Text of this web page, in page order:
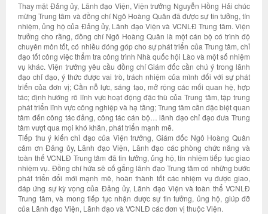
Thay mặt Đảng ủy, Lãnh đạo Viện, Viện trưởng Nguyễn Hồng Hải chúc
mừng Trung tâm và đồng chí Ngô Hoàng Quân đã được sự tin tưởng, tín
nhiệm, ủng hộ của Đảng ủy, Lãnh đạo Viện và VCNLĐ Trung tâm. Viện
trưởng cho rằng, đồng chí Ngô Hoàng Quân là một cán bộ có trình độ
chuyên môn tốt, có nhiều đóng góp cho sự phát triển của Trung tâm, chỉ
đạo tốt công việc thẩm tra công trình Nhà quốc hội Lào và một số nhiệm
vụ khác. Viện trưởng yêu cầu đồng chí Giám đốc cần chú ý trong lãnh
đạo chỉ đạo, ý thức được vai trò, trách nhiệm của mình đối với sự phát
triển của đơn vị; Cần nỗ lực, sáng tạo, mở rộng các mối quan hệ, hợp
tác; định hướng rõ lĩnh vực hoạt động đặc thù của Trung tâm, tập trung
phát triển lĩnh vực công nghiệp và hạ tầng; Trung tâm cần đặc biệt quan
tâm đến công tác đảng, công tác cán bộ… lãnh đạo chỉ đạo đưa Trung
tâm vượt qua mọi khó khăn, phát triển mạnh mẽ.
Tiếp thu ý kiến chỉ đạo của Viện trưởng, Giám đốc Ngô Hoàng Quân
cảm ơn Đảng ủy, Lãnh đạo Viện, Lãnh đạo các phòng chức năng và
toàn thể VCNLĐ Trung tâm đã tin tưởng, ủng hộ, tín nhiệm tiếp tục giao
nhiệm vụ. Đồng chí hứa sẽ cố gắng lãnh đạo Trung tâm có những bước
phát triển đổi mới mạnh mẽ, hoàn thành tốt các nhiệm vụ được giao,
đáp ứng sự kỳ vọng của Đảng ủy, Lãnh đạo Viện và toàn thể VCNLĐ
Trung tâm, và mong tiếp tục nhận được sự tin tưởng, ủng hộ, giúp đỡ
của Lãnh đạo Viện, Lãnh đạo và VCNLĐ các đơn vị thuộc Viện.